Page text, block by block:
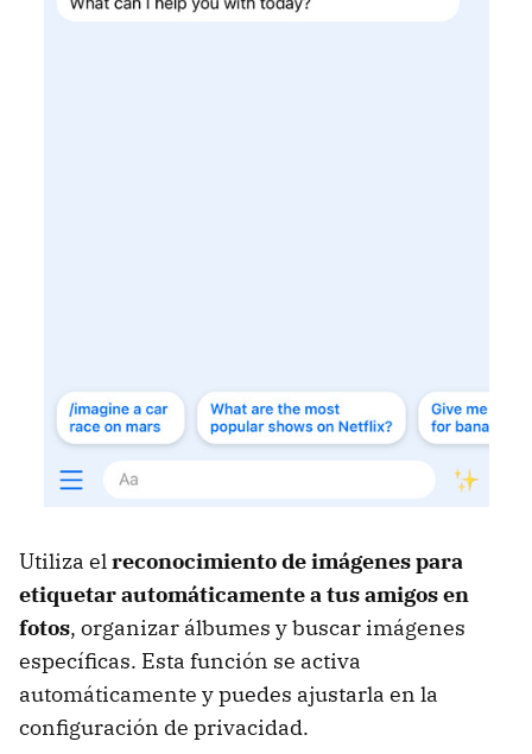
Utiliza elreconocimiento de imágenes para
etiquetar automáticamente a tus amigos en
fotos, organizar álbumes y buscar imágenes
específicas. Esta función se activa
automáticamente y puedes ajustarla en la
configuración de privacidad.